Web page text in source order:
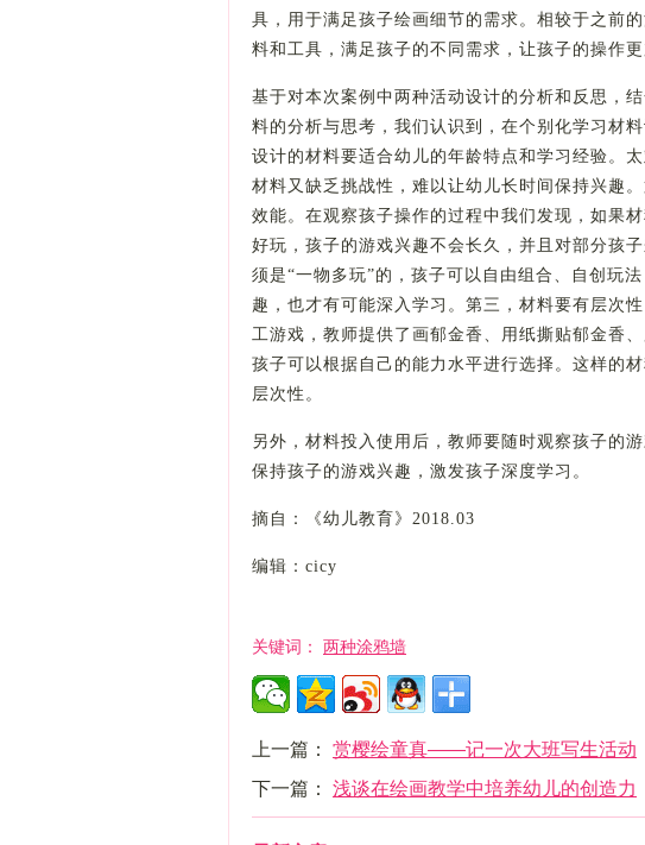
具，用于满足孩子绘画细节的需求。相较于之前
料和工具，满足孩子的不同需求，让孩子的操
基于对本次案例中两种活动设计的分析和反思，
料的分析与思考，我们认识到，在个别化学习材
设计的材料要适合幼儿的年龄特点和学习经验。
材料又缺乏挑战性，难以让幼儿长时间保持兴趣
效能。在观察孩子操作的过程中我们发现，如果
好玩，孩子的游戏兴趣不会长久，并且对部分孩
须是“一物多玩”的，孩子可以自由组合、自创玩
趣，也才有可能深入学习。第三，材料要有层次
工游戏，教师提供了画郁金香、用纸撕贴郁金香
孩子可以根据自己的能力水平进行选择。这样的
层次性。
另外，材料投入使用后，教师要随时观察孩子的
保持孩子的游戏兴趣，激发孩子深度学习。
摘自：《幼儿教育》2018.03
编辑：cicy
关键词： 两种涂鸦墙
上一篇： 赏樱绘童真——记一次大班写生活动
下一篇： 浅谈在绘画教学中培养幼儿的创造力